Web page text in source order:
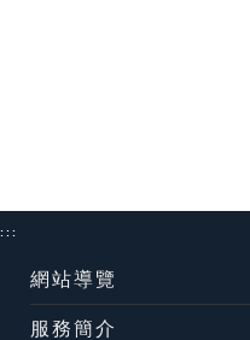
:::
網站導覽
服務簡介